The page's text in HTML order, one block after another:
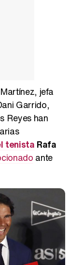
jefa
Garrido,
Reyes han
tenista Rafa
ante